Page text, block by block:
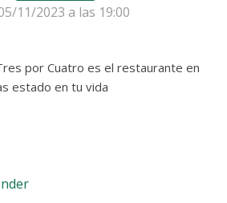
11/2023 a las 19:00
por Cuatro es el restaurante en
estado en tu vida